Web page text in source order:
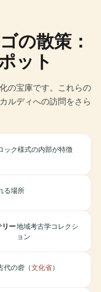
の散策：
ット
の宝庫です。これらの
ルディへの訪問をさら
ック様式の内部が特徴
る場所
リー地域考古学コレクシ
ョン
代の砦（文化省）